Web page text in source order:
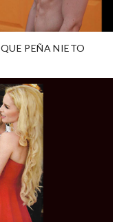
PEÑA NIETO